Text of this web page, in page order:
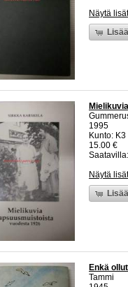
Näytä
1995
Kunto:
15.00 €
Näytä
Enkä
Tammi